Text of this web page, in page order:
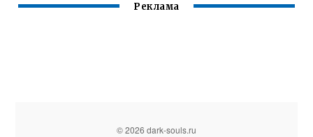
Реклама
© 2026 dark-souls.ru